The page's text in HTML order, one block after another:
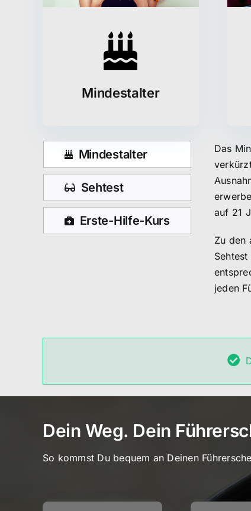
Mindestalter
Mindestalter
Sehtest
Erste-Hilfe-Kurs
Das
auf 21
Zu den
jeden
Dein Weg. Dein
So kommst Du bequem an Deinen